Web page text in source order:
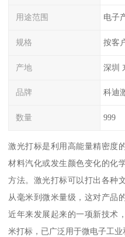
用途范围 电子
规格 按客
产地 深圳
品牌 科迪
数量 999
激光打标是利用高能量精密度
材料汽化或发生颜色变化的化
方法。激光打标可以打出各种
从毫米到微米量级，这对产品
近年来发展起来的一项新技术
米打标，已广泛用于微电子工业